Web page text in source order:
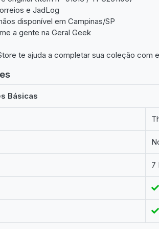
e JadLog
disponível em Campinas/SP
a gente na Geral Geek
te ajuda a completar sua coleção com
Básicas
7